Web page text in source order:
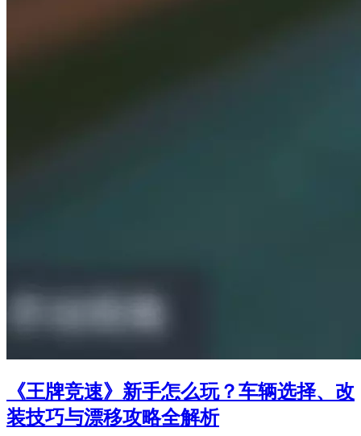
《王牌竞速》新手怎么玩？车辆选择、改
装技巧与漂移攻略全解析